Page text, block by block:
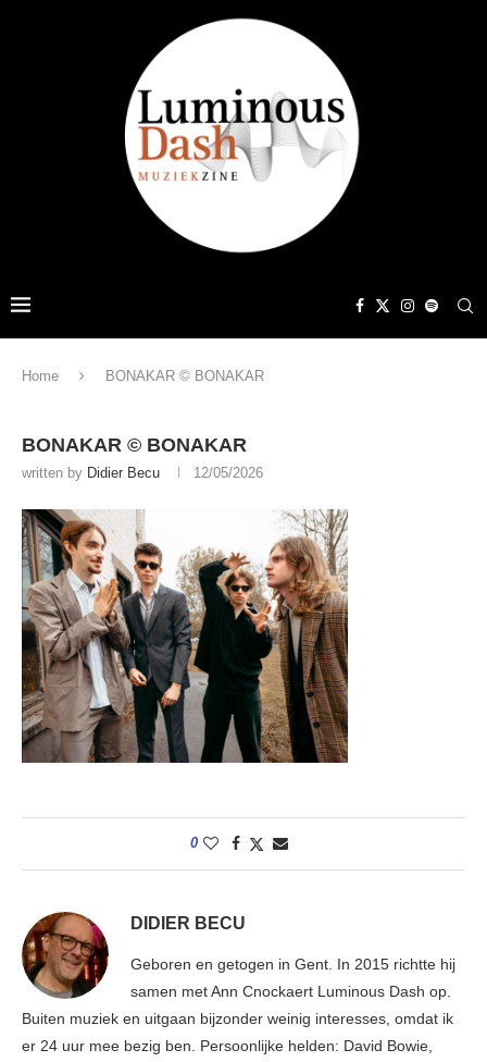
Home BONAKAR © BONAKAR
BONAKAR © BONAKAR
written by Didier Becu 12/05/2026
0
DIDIER BECU
Geboren en getogen in Gent. In 2015 richtte hij
samen met Ann Cnockaert Luminous Dash op.
Buiten muziek en uitgaan bijzonder weinig interesses, omdat ik
er 24 uur mee bezig ben. Persoonlijke helden: David Bowie,